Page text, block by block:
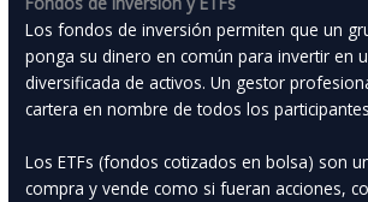
Los fondos de inversión permiten que un
ponga su dinero en común para invertir en
diversificada de activos. Un gestor
cartera en nombre de todos los
Los ETFs (fondos cotizados en bolsa) son
compra y vende como si fueran acciones,